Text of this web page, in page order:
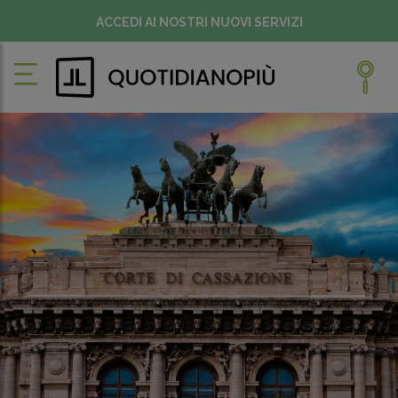
ACCEDI AI NOSTRI NUOVI SERVIZI